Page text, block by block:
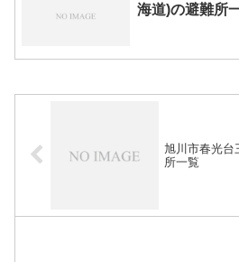
海道)の避難所
旭川市春光台
所一覧